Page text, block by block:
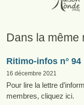
Dans la même
Ritimo-infos n° 94
16 décembre 2021
Pour lire la lettre
membres, cliquez ici.